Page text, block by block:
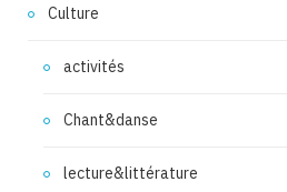
Culture
activités
Chant&danse
lecture&littérature